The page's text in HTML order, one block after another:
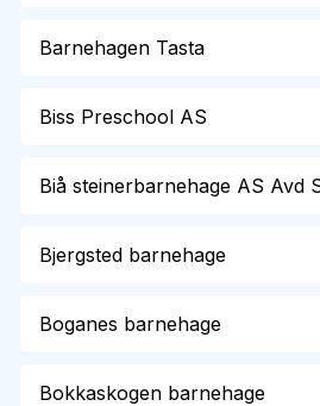
Barnehagen Tasta
Biss Preschool AS
Biå steinerbarnehage AS Avd
Bjergsted barnehage
Boganes barnehage
Bokkaskogen barnehage